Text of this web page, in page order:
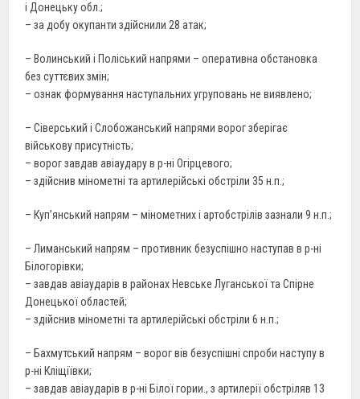
і Донецьку обл.;
– за добу окупанти здійснили 28 атак;
– Волинський і Поліський напрями – оперативна обстановка
без суттєвих змін;
– ознак формування наступальних угруповань не виявлено;
– Сіверський і Слобожанський напрями ворог зберігає
військову присутність;
– ворог завдав авіаудару в р-ні Огірцевого;
– здійснив мінометні та артилерійські обстріли 35 н.п.;
– Куп’янський напрям – мінометних і артобстрілів зазнали 9 н.п.;
– Лиманський напрям – противник безуспішно наступав в р-ні
Білогорівки;
– завдав авіаударів в районах Невське Луганської та Спірне
Донецької областей;
– здійснив мінометні та артилерійські обстріли 6 н.п.;
– Бахмутський напрям – ворог вів безуспішні спроби наступу в
р-ні Кліщіївки;
– завдав авіаударів в р-ні Білої гории., з артилерії обстріляв 13